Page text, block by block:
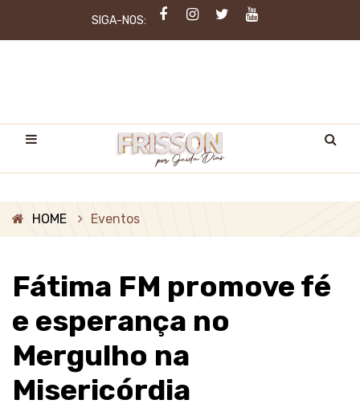
SIGA-NOS:
HOME Eventos
Fátima FM promove fé
e esperança no
Mergulho na
Misericórdia